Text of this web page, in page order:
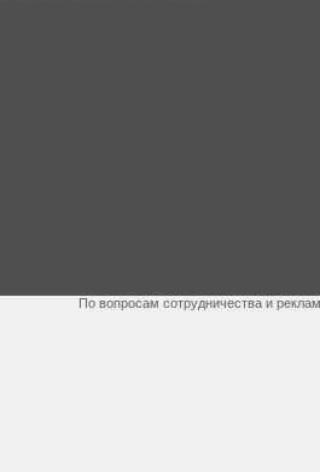
По вопросам сотрудничества и